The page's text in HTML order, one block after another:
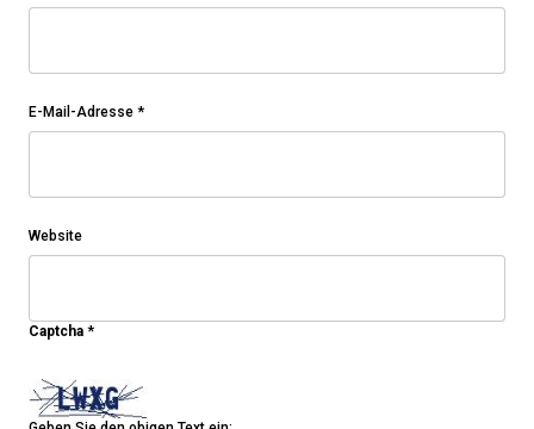
E-Mail-Adresse *
Website
Captcha *